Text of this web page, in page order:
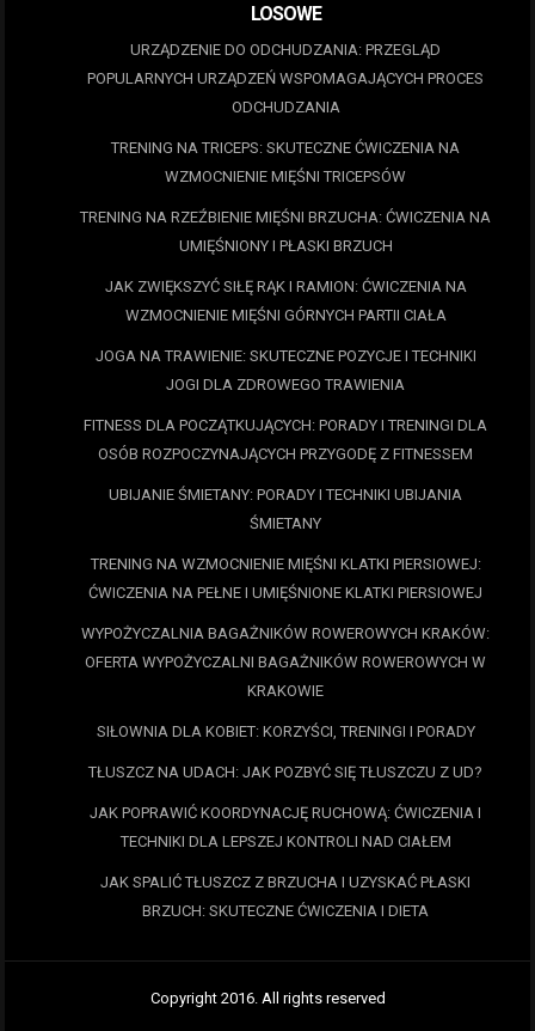
LOSOWE
URZĄDZENIE DO ODCHUDZANIA: PRZEGLĄD
POPULARNYCH URZĄDZEŃ WSPOMAGAJĄCYCH PROCES
ODCHUDZANIA
TRENING NA TRICEPS: SKUTECZNE ĆWICZENIA NA
WZMOCNIENIE MIĘŚNI TRICEPSÓW
TRENING NA RZEŹBIENIE MIĘŚNI BRZUCHA: ĆWICZENIA NA
UMIĘŚNIONY I PŁASKI BRZUCH
JAK ZWIĘKSZYĆ SIŁĘ RĄK I RAMION: ĆWICZENIA NA
WZMOCNIENIE MIĘŚNI GÓRNYCH PARTII CIAŁA
JOGA NA TRAWIENIE: SKUTECZNE POZYCJE I TECHNIKI
JOGI DLA ZDROWEGO TRAWIENIA
FITNESS DLA POCZĄTKUJĄCYCH: PORADY I TRENINGI DLA
OSÓB ROZPOCZYNAJĄCYCH PRZYGODĘ Z FITNESSEM
UBIJANIE ŚMIETANY: PORADY I TECHNIKI UBIJANIA
ŚMIETANY
TRENING NA WZMOCNIENIE MIĘŚNI KLATKI PIERSIOWEJ:
ĆWICZENIA NA PEŁNE I UMIĘŚNIONE KLATKI PIERSIOWEJ
WYPOŻYCZALNIA BAGAŻNIKÓW ROWEROWYCH KRAKÓW:
OFERTA WYPOŻYCZALNI BAGAŻNIKÓW ROWEROWYCH W
KRAKOWIE
SIŁOWNIA DLA KOBIET: KORZYŚCI, TRENINGI I PORADY
TŁUSZCZ NA UDACH: JAK POZBYĆ SIĘ TŁUSZCZU Z UD?
JAK POPRAWIĆ KOORDYNACJĘ RUCHOWĄ: ĆWICZENIA I
TECHNIKI DLA LEPSZEJ KONTROLI NAD CIAŁEM
JAK SPALIĆ TŁUSZCZ Z BRZUCHA I UZYSKAĆ PŁASKI
BRZUCH: SKUTECZNE ĆWICZENIA I DIETA
Copyright 2016. All rights reserved